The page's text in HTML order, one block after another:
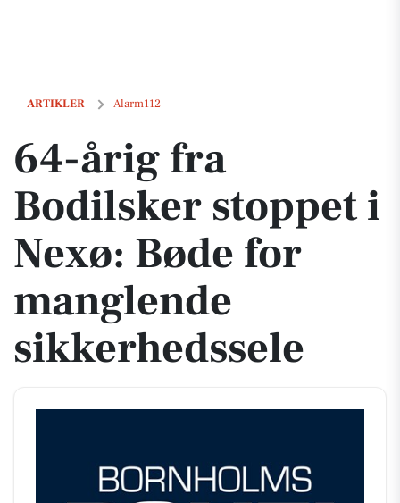
ARTIKLER Alarm112
64-årig fra Bodilsker stoppet i Nexø: Bøde for manglende
64-årig fra
Bodilsker stoppet i
Nexø: Bøde for
manglende
sikkerhedssele